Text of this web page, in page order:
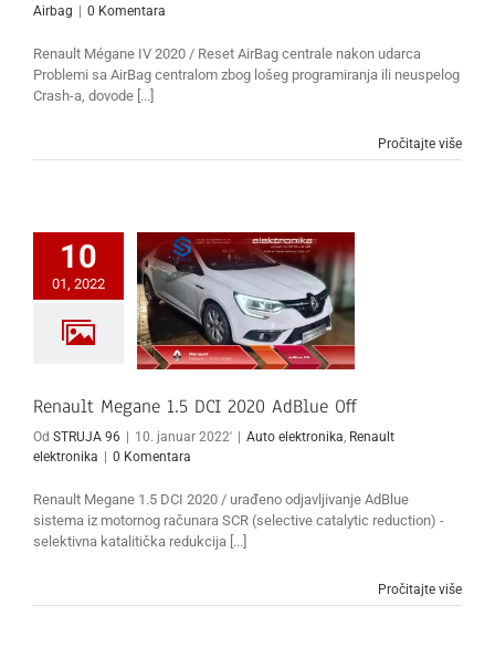
Airbag | 0 Komentara
Renault Mégane IV 2020 / Reset AirBag centrale nakon udarca
Problemi sa AirBag centralom zbog lošeg programiranja ili neuspelog
Crash-a, dovode [...]
Pročitajte više
10
01, 2022
Renault Megane 1.5 DCI
2020 AdBlue Off
Renault
elektronika
Renault Megane 1.5 DCI 2020 AdBlue Off
Od STRUJA 96 10. januar 2022' Auto elektronika, Renault
elektronika
0 Komentara
Renault Megane 1.5 DCI 2020 / urađeno odjavljivanje AdBlue
sistema iz motornog računara SCR (selective catalytic reduction) -
selektivna katalitička redukcija [...]
Pročitajte više